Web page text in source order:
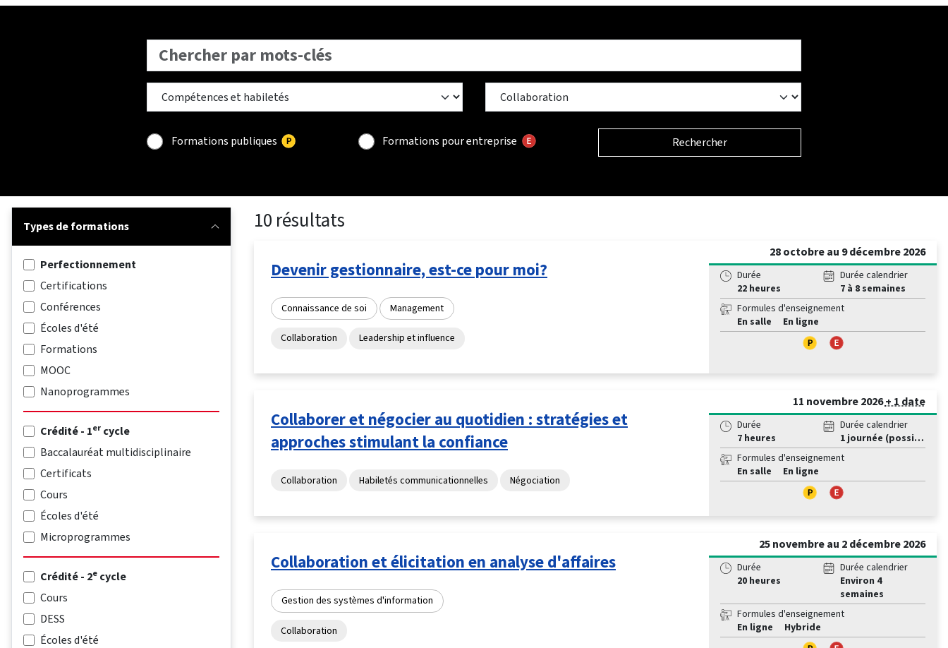
Formations publiques Formations pour entreprise Rechercher
Types de formations
Perfectionnement
Certifications
Conférences
Écoles d'été
Formations
MOOC
Nanoprogrammes
Crédité - 1er cycle
Baccalauréat multidisciplinaire
Certificats
Cours
Écoles d'été
Microprogrammes
Crédité - 2e cycle
Cours
DESS
Écoles d'été
10 résultats
Devenir gestionnaire, est-ce pour moi?
Connaissance de soi Management
Collaboration Leadership et influence
28 octobre au 9 décembre 2026
Durée
22 heures
Durée calendrier
7 à 8 semaines
Formules d'enseignement
En salle
En ligne
Collaborer et négocier au quotidien : stratégies et
approches stimulant la confiance
Collaboration Habiletés communicationnelles Négociation
11 novembre 2026+ 1 date
Durée
7 heures
Durée calendrier
1 journée (possible en 2 demi-journées)
Formules d'enseignement
En salle
En ligne
Collaboration et élicitation en analyse d'affaires
Gestion des systèmes d'information
Collaboration
25 novembre au 2 décembre 2026
Durée
20 heures
Durée calendrier
Environ 4
semaines
Formules d'enseignement
En ligne
Hybride